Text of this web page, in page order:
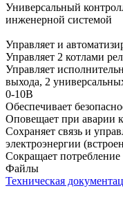
Универсальный
инженерной системой
Управляет и
Управляет 2 котлами
Управляет
выхода, 2
0-10В
Обеспечивает
Оповещает при аварии
Сохраняет связь и
электроэнергии
Сокращает потребление
Файлы
Техническая